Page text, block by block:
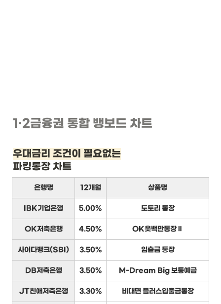
1 ·2금융권 통합 뱅보드 차트
우대금리 조건이 필요없는
파킹통장 차트
은행명 12개월 상품명
IBK기업은행 5.00% 도토리 통장
OK저축은행 4.50% OK읏백만통장Ⅱ
사이다뱅크(SBI) 3.50% 입출금 통장
DB저축은행 3.50% M-Dream Big 보통예금
JT친애저축은행 3.30% 비대면 플러스입출금통장